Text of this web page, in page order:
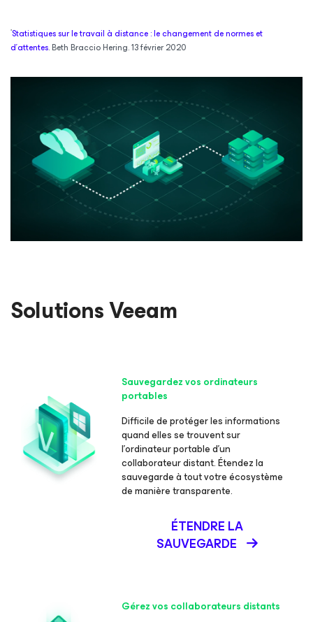
*Statistiques sur le travail à distance : le changement de normes et
d’attentes. Beth Braccio Hering. 13 février 2020
Solutions Veeam
Sauvegardez vos ordinateurs
portables
Difficile de protéger les informations
quand elles se trouvent sur
l’ordinateur portable d’un
collaborateur distant. Étendez la
sauvegarde à tout votre écosystème
de manière transparente.
ÉTENDRE LA
SAUVEGARDE
Gérez vos collaborateurs distants